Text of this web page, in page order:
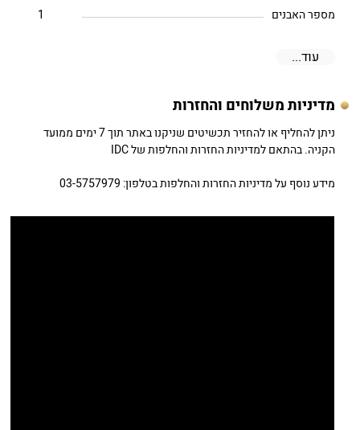
מספר האבנים
1
עוד...
מדיניות משלוחים והחזרות
ניתן להחליף או להחזיר תכשיטים שניקנו באתר תוך 7 ימים ממועד
הקניה. בהתאם למדיניות החזרות והחלפות של IDC
מידע נוסף על מדיניות החזרות והחלפות בטלפון: 03-5757979